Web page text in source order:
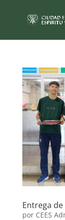
Entrega
por CEES